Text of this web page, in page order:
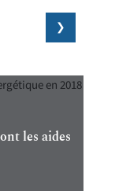
les aides